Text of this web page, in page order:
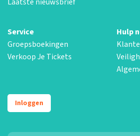
Service
Groepsboekingen
Verkoop Je Tickets
Hulp
Inloggen